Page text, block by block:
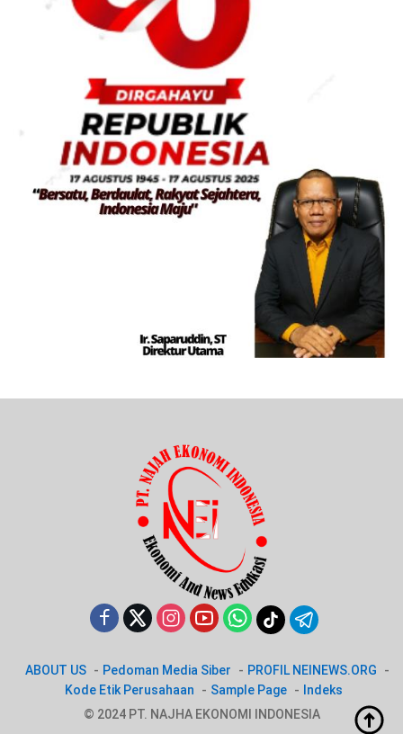
ABOUT US Pedoman Media Siber
PROFIL NEINEWS.ORG
Kode Etik Perusahaan
Sample Page
Indeks
© 2024 PT. NAJHA EKONOMI INDONESIA